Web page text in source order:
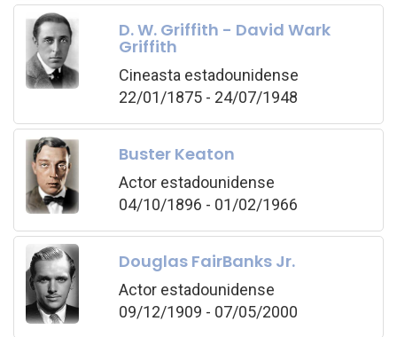
D. W. Griffith - David Wark
Griffith
Cineasta estadounidense
22/01/1875 - 24/07/1948
Buster Keaton
Actor estadounidense
04/10/1896 - 01/02/1966
Douglas FairBanks Jr.
Actor estadounidense
09/12/1909 - 07/05/2000